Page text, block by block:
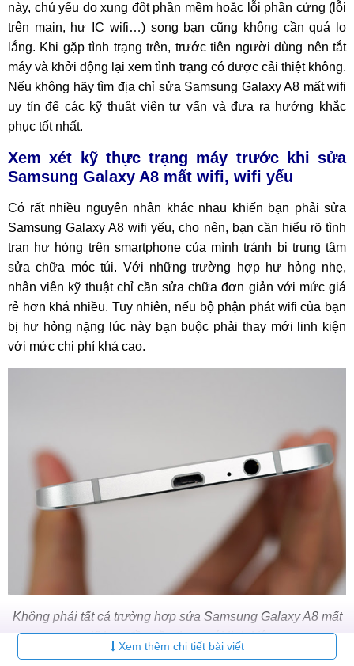
này, chủ yếu do xung đột phần mềm hoặc lỗi phần cứng (lỗi
trên main, hư IC wifi…) song bạn cũng không cần quá lo
lắng. Khi gặp tình trạng trên, trước tiên người dùng nên tắt
máy và khởi động lại xem tình trạng có được cải thiệt không.
Nếu không hãy tìm địa chỉ sửa Samsung Galaxy A8 mất wifi
uy tín để các kỹ thuật viên tư vấn và đưa ra hướng khắc
phục tốt nhất.
Xem xét kỹ thực trạng máy trước khi sửa
Samsung Galaxy A8 mất wifi, wifi yếu
Có rất nhiều nguyên nhân khác nhau khiến bạn phải sửa
Samsung Galaxy A8 wifi yếu, cho nên, bạn cần hiểu rõ tình
trạn hư hỏng trên smartphone của mình tránh bị trung tâm
sửa chữa móc túi. Với những trường hợp hư hỏng nhẹ,
nhân viên kỹ thuật chỉ cần sửa chữa đơn giản với mức giá
rẻ hơn khá nhiều. Tuy nhiên, nếu bộ phận phát wifi của bạn
bị hư hỏng nặng lúc này bạn buộc phải thay mới linh kiện
với mức chi phí khá cao.
Không phải tất cả trường hợp sửa Samsung Galaxy A8 mất
wifi bạn đều cầu thay mới linh kiện
Xem thêm chi tiết bài viết